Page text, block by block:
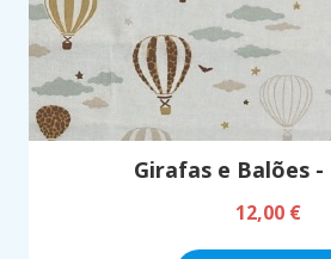
Girafas e Balões -
12,00 €